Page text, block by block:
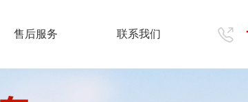
售后服务 联系我们